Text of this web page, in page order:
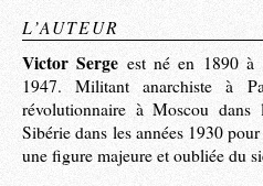
L’AUTEUR
Victor Serge est né en 1890 à
1947. Militant anarchiste à
révolutionnaire à Moscou dans
Sibérie dans les années 1930
une figure majeure et oubliée du